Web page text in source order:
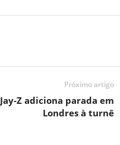
Próximo artigo
Jay-Z adiciona parada em
Londres à turnê